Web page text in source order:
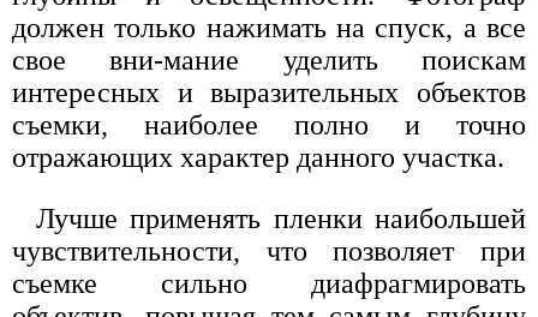
должен только нажимать на спуск, а все
свое вни-мание уделить поискам
интересных и выразительных объектов
съемки, наиболее полно и точно
отражающих характер данного участка.
Лучше применять пленки наибольшей
чувствительности, что позволяет при
съемке сильно диафрагмировать